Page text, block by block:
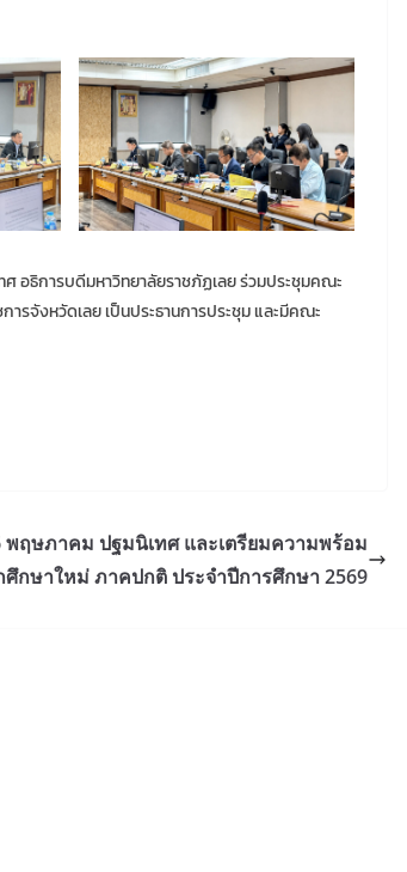
อธิการบดีมหาวิทยาลัยราชภัฏเลย ร่วมประชุมคณะ
จังหวัดเลย เป็นประธานการประชุม และมีคณะ
พฤษภาคม ปฐมนิเทศ และเตรียมความพร้อม
ศึกษาใหม่ ภาคปกติ ประจำปีการศึกษา 2569